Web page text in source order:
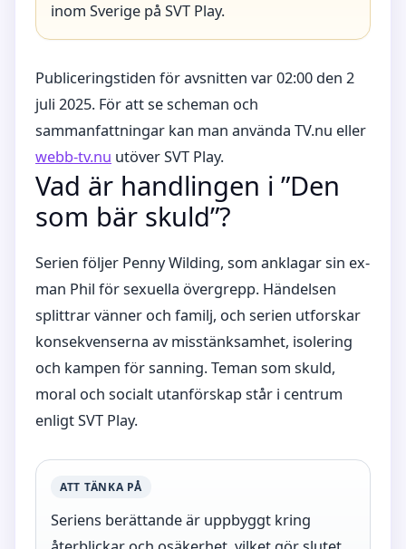
inom Sverige på SVT Play.
Publiceringstiden för avsnitten var 02:00 den 2
juli 2025. För att se scheman och
sammanfattningar kan man använda TV.nu eller
webb-tv.nu utöver SVT Play.
Vad är handlingen i ”Den
som bär skuld”?
Serien följer Penny Wilding, som anklagar sin ex-
man Phil för sexuella övergrepp. Händelsen
splittrar vänner och familj, och serien utforskar
konsekvenserna av misstänksamhet, isolering
och kampen för sanning. Teman som skuld,
moral och socialt utanförskap står i centrum
enligt SVT Play.
ATT TÄNKA PÅ
Seriens berättande är uppbyggt kring